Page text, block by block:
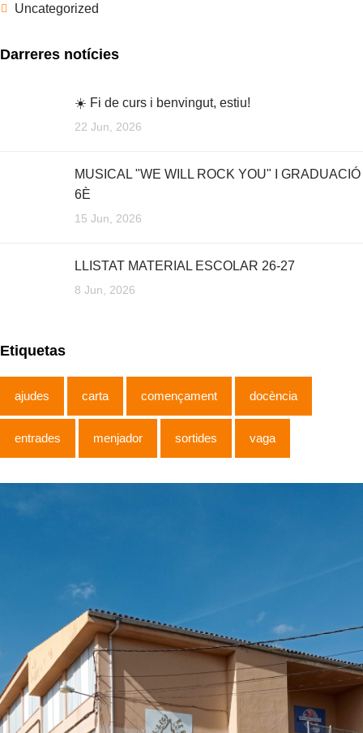
Uncategorized
Darreres notícies
☀️ Fi de curs i benvingut, estiu!
22 Jun, 2026
MUSICAL "WE WILL ROCK YOU" I GRADUACIÓ
6È
15 Jun, 2026
LLISTAT MATERIAL ESCOLAR 26-27
8 Jun, 2026
Etiquetas
ajudes carta començament docència
entrades menjador sortides vaga